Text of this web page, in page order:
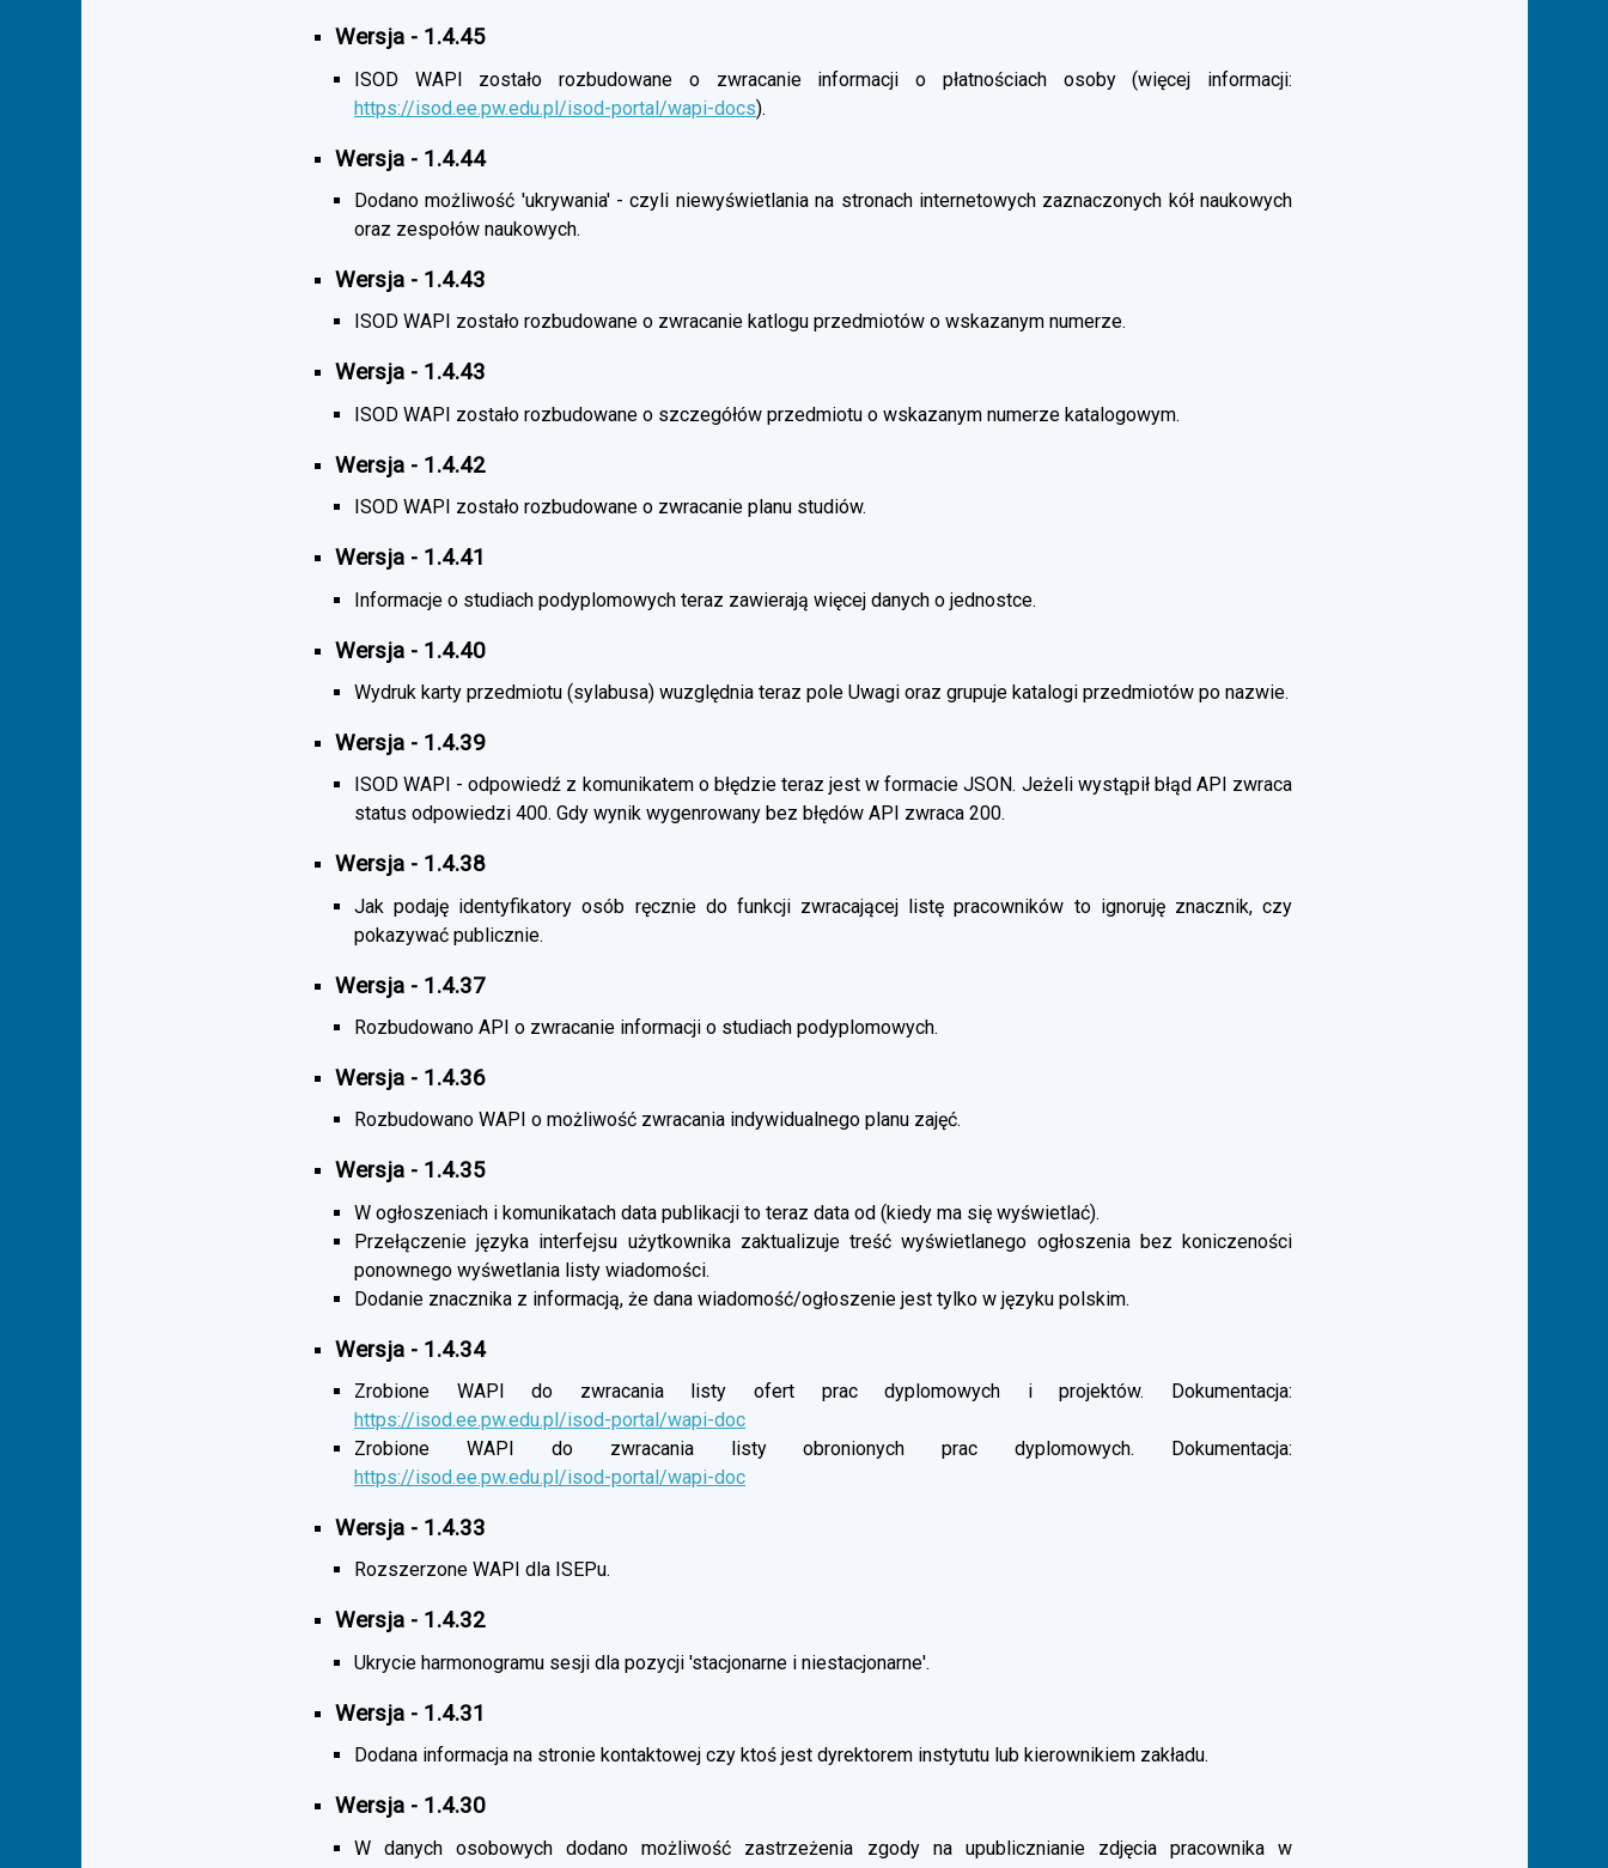
Wersja - 1.4.45
ISOD WAPI zostało rozbudowane o zwracanie informacji o płatnościach osoby (więcej informacji:
https://isod.ee.pw.edu.pl/isod-portal/wapi-docs).
Wersja - 1.4.44
Dodano możliwość 'ukrywania' - czyli niewyświetlania na stronach internetowych zaznaczonych kół naukowych
oraz zespołów naukowych.
Wersja - 1.4.43
ISOD WAPI zostało rozbudowane o zwracanie katlogu przedmiotów o wskazanym numerze.
Wersja - 1.4.43
ISOD WAPI zostało rozbudowane o szczegółów przedmiotu o wskazanym numerze katalogowym.
Wersja - 1.4.42
ISOD WAPI zostało rozbudowane o zwracanie planu studiów.
Wersja - 1.4.41
Informacje o studiach podyplomowych teraz zawierają więcej danych o jednostce.
Wersja - 1.4.40
Wydruk karty przedmiotu (sylabusa) wuzględnia teraz pole Uwagi oraz grupuje katalogi przedmiotów po nazwie.
Wersja - 1.4.39
ISOD WAPI - odpowiedź z komunikatem o błędzie teraz jest w formacie JSON. Jeżeli wystąpił błąd API zwraca
status odpowiedzi 400. Gdy wynik wygenrowany bez błędów API zwraca 200.
Wersja - 1.4.38
Jak podaję identyfikatory osób ręcznie do funkcji zwracającej listę pracowników to ignoruję znacznik, czy
pokazywać publicznie.
Wersja - 1.4.37
Rozbudowano API o zwracanie informacji o studiach podyplomowych.
Wersja - 1.4.36
Rozbudowano WAPI o możliwość zwracania indywidualnego planu zajęć.
Wersja - 1.4.35
W ogłoszeniach i komunikatach data publikacji to teraz data od (kiedy ma się wyświetlać).
Przełączenie języka interfejsu użytkownika zaktualizuje treść wyświetlanego ogłoszenia bez koniczeności
ponownego wyśwetlania listy wiadomości.
Dodanie znacznika z informacją, że dana wiadomość/ogłoszenie jest tylko w języku polskim.
Wersja - 1.4.34
Zrobione WAPI do zwracania listy ofert prac dyplomowych i projektów. Dokumentacja:
https://isod.ee.pw.edu.pl/isod-portal/wapi-doc
Zrobione WAPI do zwracania listy obronionych prac dyplomowych. Dokumentacja:
https://isod.ee.pw.edu.pl/isod-portal/wapi-doc
Wersja - 1.4.33
Rozszerzone WAPI dla ISEPu.
Wersja - 1.4.32
Ukrycie harmonogramu sesji dla pozycji 'stacjonarne i niestacjonarne'.
Wersja - 1.4.31
Dodana informacja na stronie kontaktowej czy ktoś jest dyrektorem instytutu lub kierownikiem zakładu.
Wersja - 1.4.30
W danych osobowych dodano możliwość zastrzeżenia zgody na upublicznianie zdjęcia pracownika w